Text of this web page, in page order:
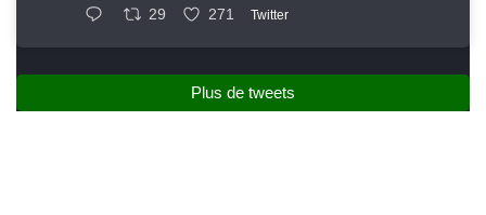
29 271 Twitter
Plus de tweets